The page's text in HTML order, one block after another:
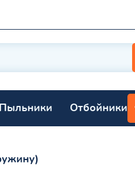
Пыльники Отбойники